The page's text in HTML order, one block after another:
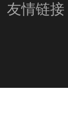
友情链接